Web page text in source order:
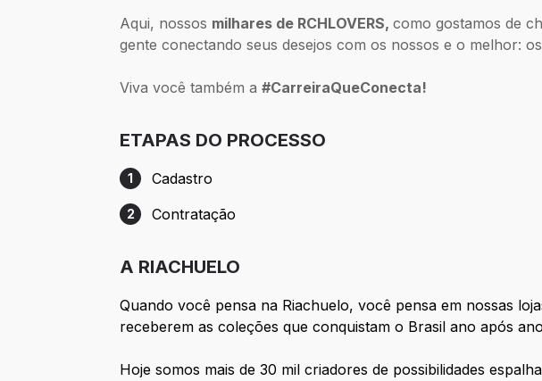
Aqui, nossos milhares de RCHLOVERS,como gostamos de
gente conectando seus desejos com os nossos e o melhor:
Viva você também a#CarreiraQueConecta!
ETAPAS DO PROCESSO
Etapa 1: Cadastro
1 Cadastro
Etapa 2: Contratação
2 Contratação
A RIACHUELO
Quando você pensa na Riachuelo, você pensa em nossas
receberem as coleções que conquistam o Brasil ano após
Hoje somos mais de 30 mil criadores de possibilidades